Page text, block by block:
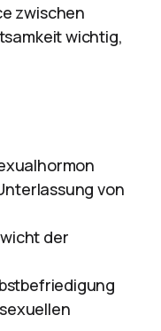
zwischen
wichtig,
von
der